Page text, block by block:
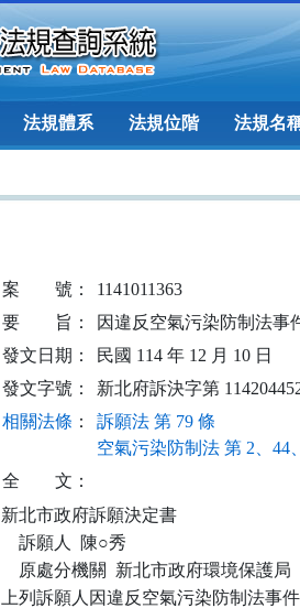
法規體系 法規位階 法規名
案 號：
1141011363
要
旨：
因違反空氣污染防制法事
發文日期：
民國 114 年 12 月 10 日
發文字號：
新北府訴決字第
相關法條 ：
訴願法 第 79 條
空氣污染防制法 第 2、44
全
文：
新北市政府訴願決定書
    訴願人  陳○秀
    原處分機關  新北市政府環境保護局
上列訴願人因違反空氣污染防制法事